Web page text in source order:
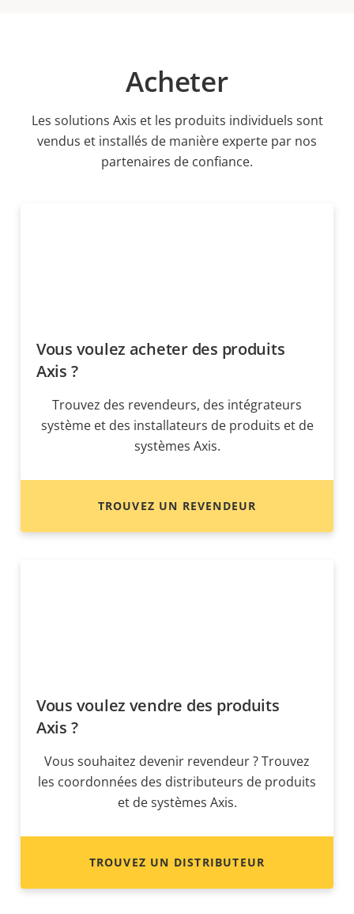
Acheter
Les solutions Axis et les produits individuels sont
vendus et installés de manière experte par nos
partenaires de confiance.
Vous voulez acheter des produits
Axis ?
Trouvez des revendeurs, des intégrateurs
système et des installateurs de produits et de
systèmes Axis.
TROUVEZ UN REVENDEUR
Vous voulez vendre des produits
Axis ?
Vous souhaitez devenir revendeur ? Trouvez
les coordonnées des distributeurs de produits
et de systèmes Axis.
TROUVEZ UN DISTRIBUTEUR